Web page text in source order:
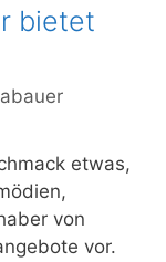
bietet
etwas,
von
vor.